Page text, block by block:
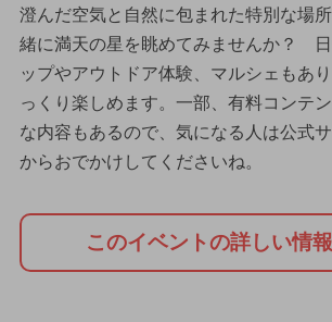
澄んだ空気と自然に包まれた特別な場
緒に満天の星を眺めてみませんか？ 日
ップやアウトドア体験、マルシェもあ
っくり楽しめます。一部、有料コンテ
な内容もあるので、気になる人は公式
からおでかけしてくださいね。
このイベントの詳しい情